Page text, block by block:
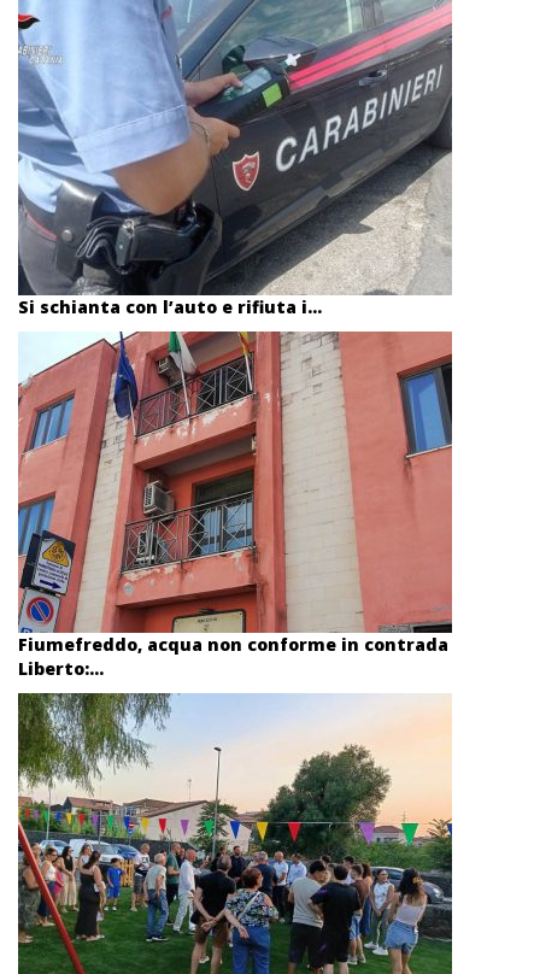
Si schianta con l’auto e rifiuta i...
Fiumefreddo, acqua non conforme in contrada
Liberto:...